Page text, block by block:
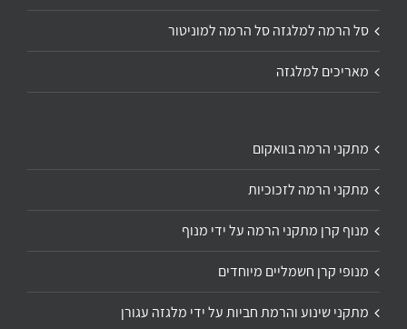
סל הרמה למלגזה סל הרמה למוניטור
מאריכים למלגזה
מתקני הרמה בוואקום
מתקני הרמה לזכוכיות
מנוף קרן מתקני הרמה על ידי מנוף
מנופי קרן חשמליים מיוחדים
מתקני שינוע והרמת חביות על ידי מלגזה עגורן